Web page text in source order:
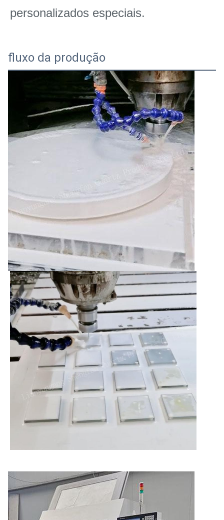
personalizados especiais.
fluxo da produção